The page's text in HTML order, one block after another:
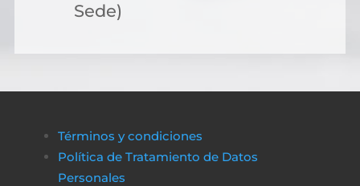
Sede)
Términos y condiciones
Política de Tratamiento de Datos
Personales